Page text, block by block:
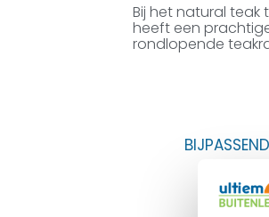
Bij het natural
heeft een
rondlopende